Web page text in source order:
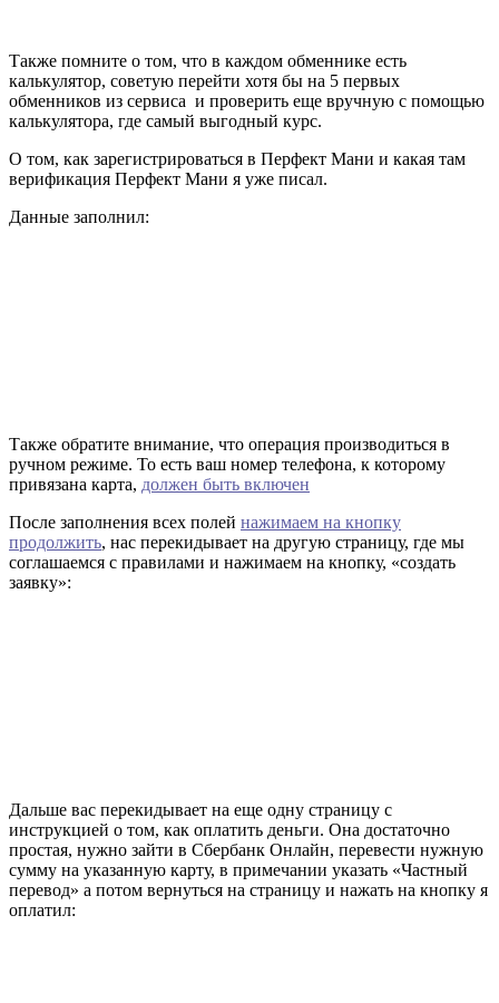
Также помните о том, что в каждом обменнике есть
калькулятор, советую перейти хотя бы на 5 первых
обменников из сервиса и проверить еще вручную с помощью
калькулятора, где самый выгодный курс.
О том, как зарегистрироваться в Перфект Мани и какая там
верификация Перфект Мани я уже писал.
Данные заполнил:
Также обратите внимание, что операция производиться в
ручном режиме. То есть ваш номер телефона, к которому
привязана карта, должен быть включен
После заполнения всех полей нажимаем на кнопку
продолжить, нас перекидывает на другую страницу, где мы
соглашаемся с правилами и нажимаем на кнопку, «создать
заявку»:
Дальше вас перекидывает на еще одну страницу с
инструкцией о том, как оплатить деньги. Она достаточно
простая, нужно зайти в Сбербанк Онлайн, перевести нужную
сумму на указанную карту, в примечании указать «Частный
перевод» а потом вернуться на страницу и нажать на кнопку я
оплатил: